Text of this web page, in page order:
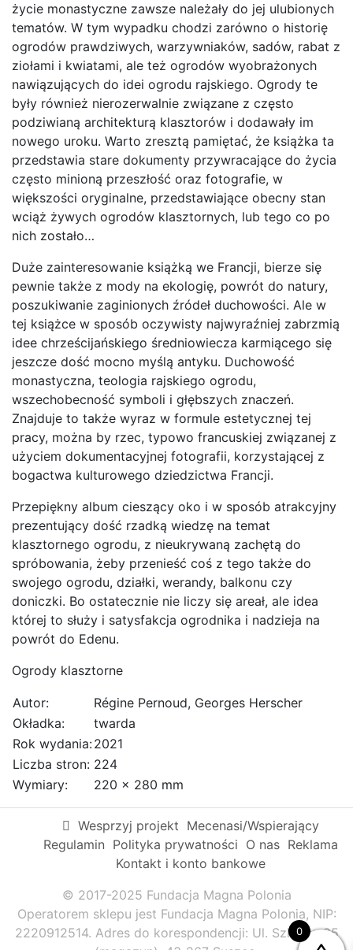
życie monastyczne zawsze należały do jej ulubionych
tematów. W tym wypadku chodzi zarówno o historię
ogrodów prawdziwych, warzywniaków, sadów, rabat z
ziołami i kwiatami, ale też ogrodów wyobrażonych
nawiązujących do idei ogrodu rajskiego. Ogrody te
były również nierozerwalnie związane z często
podziwianą architekturą klasztorów i dodawały im
nowego uroku. Warto zresztą pamiętać, że książka ta
przedstawia stare dokumenty przywracające do życia
często minioną przeszłość oraz fotografie, w
większości oryginalne, przedstawiające obecny stan
wciąż żywych ogrodów klasztornych, lub tego co po
nich zostało…
Duże zainteresowanie książką we Francji, bierze się
pewnie także z mody na ekologię, powrót do natury,
poszukiwanie zaginionych źródeł duchowości. Ale w
tej książce w sposób oczywisty najwyraźniej zabrzmią
idee chrześcijańskiego średniowiecza karmiącego się
jeszcze dość mocno myślą antyku. Duchowość
monastyczna, teologia rajskiego ogrodu,
wszechobecność symboli i głębszych znaczeń.
Znajduje to także wyraz w formule estetycznej tej
pracy, można by rzec, typowo francuskiej związanej z
użyciem dokumentacyjnej fotografii, korzystającej z
bogactwa kulturowego dziedzictwa Francji.
Przepiękny album cieszący oko i w sposób atrakcyjny
prezentujący dość rzadką wiedzę na temat
klasztornego ogrodu, z nieukrywaną zachętą do
spróbowania, żeby przenieść coś z tego także do
swojego ogrodu, działki, werandy, balkonu czy
doniczki. Bo ostatecznie nie liczy się areał, ale idea
której to służy i satysfakcja ogrodnika i nadzieja na
powrót do Edenu.
Ogrody klasztorne
Autor:
Régine Pernoud, Georges Herscher
Okładka:
twarda
Rok wydania:2021
Liczba stron: 224
Wymiary: 220 x 280 mm
Wesprzyj projekt Mecenasi/Wspierający
Regulamin Polityka prywatności O nas Reklama
Kontakt i konto bankowe
© 2017-2025 Fundacja Magna Polonia
Operatorem sklepu jest Fundacja Magna Polonia, NIP:
2220912514. Adres do korespondencji: Ul. Szkolna 95
0